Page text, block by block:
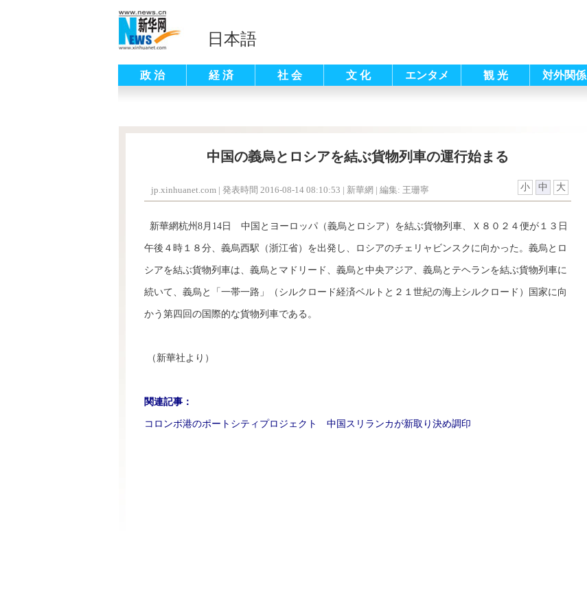
日本語
政 治 経 済 社 会 文 化 エンタメ 観 光 対外関係
中国の義烏とロシアを結ぶ貨物列車の運行始まる
jp.xinhuanet.com | 発表時間 2016-08-14 08:10:53 | 新華網 | 編集: 王珊寧 小 中 大
新華網杭州8月14日 中国とヨーロッパ（義烏とロシア）を結ぶ貨物列車、Ｘ８０２４便が１３日
午後４時１８分、義烏西駅（浙江省）を出発し、ロシアのチェリャビンスクに向かった。義烏とロ
シアを結ぶ貨物列車は、義烏とマドリード、義烏と中央アジア、義烏とテヘランを結ぶ貨物列車に
続いて、義烏と「一帯一路」（シルクロード経済ベルトと２１世紀の海上シルクロード）国家に向
かう第四回の国際的な貨物列車である。
（新華社より）
関連記事：
コロンボ港のポートシティプロジェクト 中国スリランカが新取り決め調印